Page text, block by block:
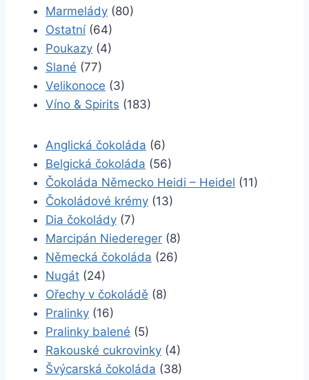
Marmelády (80)
Ostatní (64)
Poukazy (4)
Slané (77)
Velikonoce (3)
Víno & Spirits (183)
Anglická čokoláda (6)
Belgická čokoláda (56)
Čokoláda Německo Heidi – Heidel (11)
Čokoládové krémy (13)
Dia čokolády (7)
Marcipán Niedereger (8)
Německá čokoláda (26)
Nugát (24)
Ořechy v čokoládě (8)
Pralinky (16)
Pralinky balené (5)
Rakouské cukrovinky (4)
Švýcarská čokoláda (38)